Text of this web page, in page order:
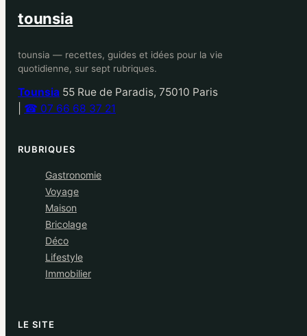
tounsia
tounsia — recettes, guides et idées pour la vie
quotidienne, sur sept rubriques.
Tounsia 55 Rue de Paradis, 75010 Paris
☎ 07 66 68 37 21
RUBRIQUES
Gastronomie
Voyage
Maison
Bricolage
Déco
Lifestyle
Immobilier
LE SITE